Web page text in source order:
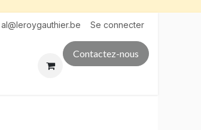
al@leroygauthier.be Se connecter
Contactez-nous